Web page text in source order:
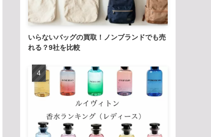
いらないバッグの買取！ノンブランドでも売
れる？9社を比較